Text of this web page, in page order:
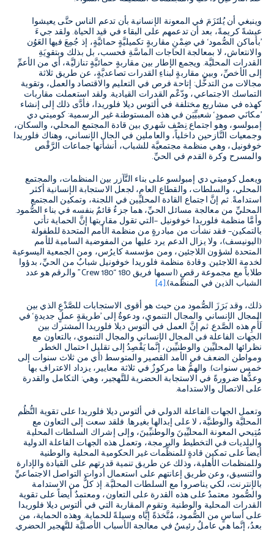
وينبغي أن يُلتَزَمَ في المعونة الإنسانية بأن تدعم الناس حتَّى يعيشوا
عيشةً كريمةً، بعد أن تدعمهم على البقاء في قيد الحياة. ولقد جيءَ
’بأماكن الصُّمود‘ في ضِمْنِ مقاربةٍ تكميليَّةٍ حمائيَّةٍ، إذ جُمِعَ فيها العَوُن
والانتعاش، لا بمعالجة الحاجات الماسَّةِ فحسب، بل بذلك وبتقوِيَةِ
القدرات المحليَّة. ويجمع الإطار بين مقاربةٍ حمائيَّةٍ تنازليَّة، أي من الأعمِّ
إلى الأخصِّ، وبين مقاربةٍ لبناءِ القدرات تصاعديَّةٍ، عن طريق ثلاثة
مجالات من التدخُّل: إتاحة فرص في التعليم والاقتصاد والعمل، وتقوية
التماسك الاجتماعي، ودّعْم القدرات القيادية. ولقد استعملت مقاربات
كهذه في مشاريع مختلفة في ألتوس ديلا فلوريدا، فأدَّى ذلك إلى إنشاء
’مكانَي صمودٍ‘شعبيِّيَن في هذه المستوطنة غير الرسمية: كوميتي دي
إمبولسو، وهو اجتماع نِصْف شَهري بين قادة المجتمع المحلي، والسكان،
وجمعيات النَّازحين داخلياً، والعاملين في الجال الإنساني، وهناك فلوريدا
خوفونيل، وهي منظمة مجتمعيَّة للشباب، أنشأتها جماعات الرَّقْص
والمسرح وكرة القدم في الحيِّ.
ويعمل كوميتي دي إمبولسو على بناء التَّآزر بين المنظمات، والمجتمع
المحلي، والسلطات، والقطاع العام، لجعل الاستجابة الإنسانية أكثر
استدامةً.ثم إنَّ اجتماع القادة المحليِّين في اللجنة، وتمكين المجتمع
المحليِّ من معالجة مسائل الحيِّ، هما جزءٌ قائمٌ بنفسه في بناء الصُّمود.
وأمَّا منظمة فلوريدا خوفونيل –التي تقول مقاربتها إنَّ الحماية تأتي
بالتمكين–فقد نشأت من مبادرةٍ من منظمة الأمم المتحدة للطفولة
(اليونيسف)، ولا يزال الدعم يرد عليها من المفوضية السامية للأمم
المتحدة لشؤون اللاجئين، ومن مؤسسة كايرُس، ومن الجمعية اليسوعية
لخدمة اللاجئين. وقادة منظمة فلوريدا خوفونيل شبابٌ من الحيِّ، بدؤوا
طلاباً مع مجموعة رقصٍ (اسمها فريق180 “180
Crew
”والرقم هو عدد
الشباب الذين في المنظمة).
[4]
ذلك، وقد بَرَزَ الصُّمود من حيث هو أقوى الاستجابات للصَّدْعِ الذي بين
المجال الإنساني والمجال التنموي، ودعوةٌ إلى’طريقةٍ عملٍ جديدةٍ‘في
لَأْمِ هذه الصَّدع.ثم إنَّ العمل في ألتوس ديلا فلوريدا المشترك بين
الجهات الفاعلة في المجال الإنساني والمجال التنموي، بالتعاون مع
نظرائها المحليِّين والوطنيِّين، إنَّما يَقْصِدُ إلى تقليل احتمال الخطر
ومواطن الضعف في الأمد القصير والمتوسط (أي من ثلاث سنوات إلى
خمس سنوات). والهمُّ هنا مركوزٌ في ثلاثة معايير، يزداد الاعتراف بها
وعدُّها ضرورةً في الاستجابة الحضرية للتَّهجير، وهي: التكامل والقدرة
على الاتصال والاستدامة.
وتعمل الجهات الفاعلة الدولي في ألتوس ديلا فلوريدا على تقوية النُّظُم
المحليَّة والوطنيَّة، لا على إبدالها بغيرها. فلقد سعت إلى التعاون مع
مُتِيحي المعونة المحليِّينَ والوطنيِّينَ، وإلى إشراك السلطات المحلية
والبلديات في التخطيط والبرمجة، وتعمل هذه الجهات الفاعلة الدولية
أيضاً على تمكين قادةٍ للمنظَّمات غير الحكومية المحلية والوطنية
وللمنظمات الأهلية، وذلك عن طريق تنمية قدرتهم على القيادة والإدارة
والتنسيق، وعن طريق إعانتهم على استعمال أدوات التواصل الاجتماعيِّ
بالإنترنت، لكي يناصروا مع السلطات المحليَّة. إذ كلٌّ من الاستدامة
والصُّمود معتمدٌ على هذه القدرة على التعاون، ومعتمدٌ أيضاً على تقوية
القدرات المحلية والوطنية. وتقوم المقاربة التي في ألتوس ديلا فلوريدا
على أساسٍ من الصُّمود، مُتَّخذةً إيَّاه وسيلةً للحماية. وهذه الحماية، من
بعدُ، إنَّما هي عاملٌ رئيسٌ في معالجة الأسباب الأصليَّة للتَّهجير الحضري.